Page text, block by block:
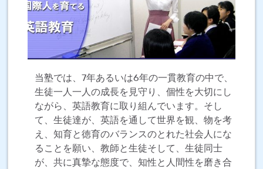
当塾では、7年あるいは6年の一貫教育の中で、
生徒一人一人の成長を見守り、個性を大切にし
ながら、英語教育に取り組んでいます。そし
て、生徒達が、英語を通して世界を観、物を考
え、知育と徳育のバランスのとれた社会人にな
ることを願い、教師と生徒そして、生徒同士
が、共に真摯な態度で、知性と人間性を磨き合